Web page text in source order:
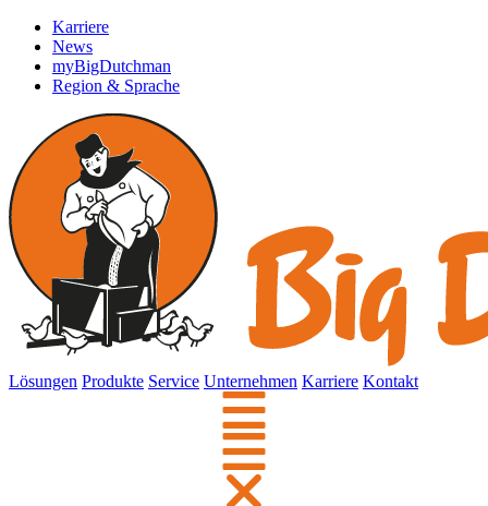
Karriere
News
myBigDutchman
Region & Sprache
Lösungen Produkte Service Unternehmen Karriere Kontakt